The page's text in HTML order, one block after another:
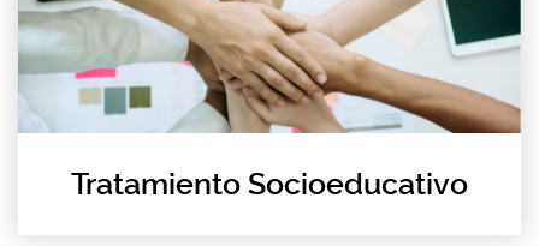
Tratamiento Socioeducativo